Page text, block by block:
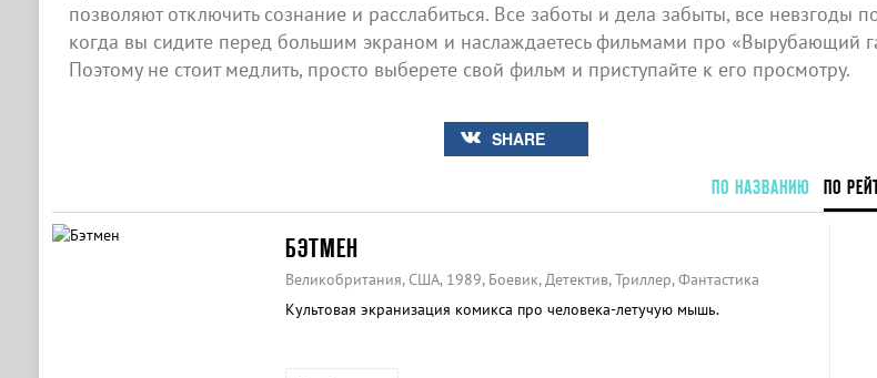
позволяют отключить сознание и расслабиться. Все заботы и дела забыты, все невзгоды
когда вы сидите перед большим экраном и наслаждаетесь фильмами про «Вырубающий
Поэтому не стоит медлить, просто выберете свой фильм и приступайте к его просмотру.
SHARE
ПО НАЗВАНИЮ ПО
БЭТМЕН
Великобритания, США, 1989, Боевик, Детектив, Триллер, Фантастика
Культовая экранизация комикса про человека-летучую мышь.